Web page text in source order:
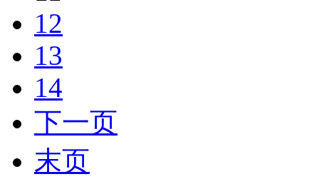
12
13
14
下一页
末页